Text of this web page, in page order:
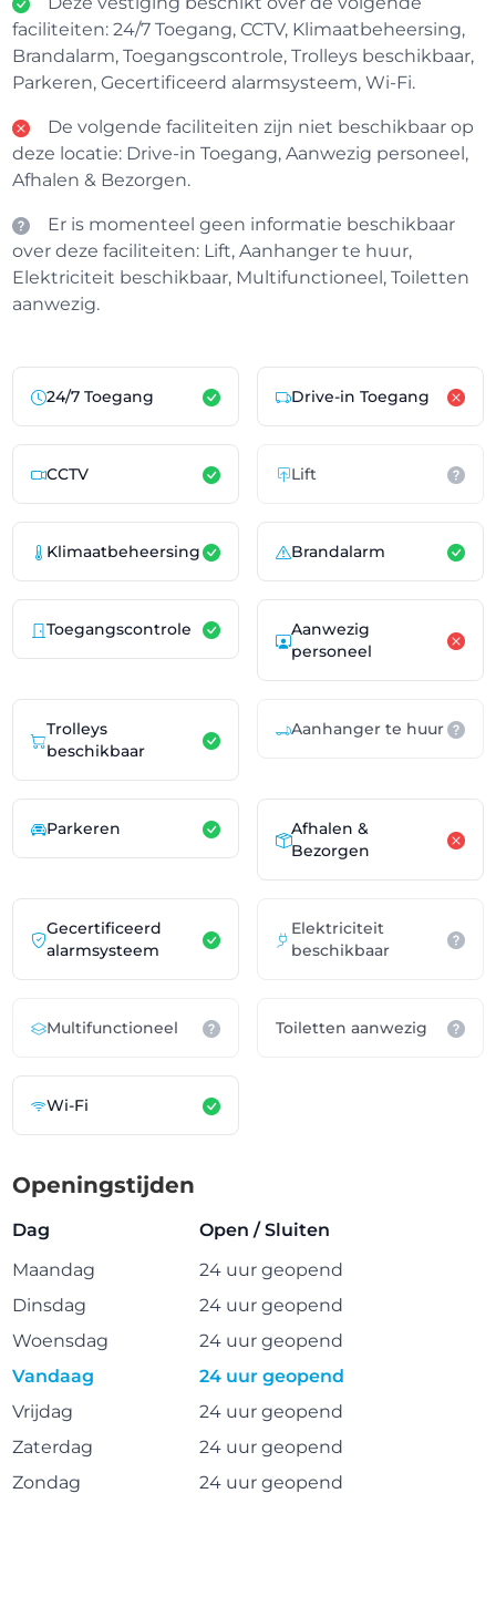
faciliteiten: 24/7 Toegang, CCTV, Klimaatbeheersing,
Brandalarm, Toegangscontrole, Trolleys beschikbaar,
Parkeren, Gecertificeerd alarmsysteem, Wi-Fi.
De volgende faciliteiten zijn niet beschikbaar op
deze locatie: Drive-in Toegang, Aanwezig personeel,
Afhalen & Bezorgen.
Er is momenteel geen informatie beschikbaar
over deze faciliteiten: Lift, Aanhanger te huur,
Elektriciteit beschikbaar, Multifunctioneel, Toiletten
aanwezig.
24/7 Toegang Drive-in Toegang
CCTV Lift
Klimaatbeheersing Brandalarm
Toegangscontrole
Aanwezig
personeel
Trolleys
beschikbaar
Aanhanger te huur
Parkeren
Afhalen &
Bezorgen
Gecertificeerd
alarmsysteem
Elektriciteit
beschikbaar
Multifunctioneel Toiletten aanwezig
Wi-Fi
Openingstijden
Dag
Open / Sluiten
Maandag
24 uur geopend
Dinsdag
24 uur geopend
Woensdag
24 uur geopend
Vandaag
24 uur geopend
Vrijdag
24 uur geopend
Zaterdag
24 uur geopend
Zondag
24 uur geopend